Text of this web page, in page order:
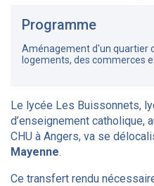
Programme
Aménagement d'un quartier
logements, des commerces
Le lycée Les Buissonnets,
d’enseignement catholique,
CHU à Angers, va se
Mayenne.
Ce transfert rendu